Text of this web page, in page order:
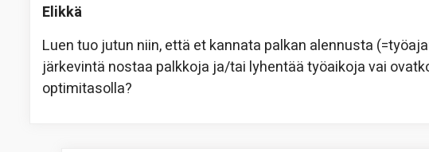
Elikkä
Luen tuo jutun niin, että et kannata palkan alennusta
järkevintä nostaa palkkoja ja/tai lyhentää työaikoja vai
optimitasolla?